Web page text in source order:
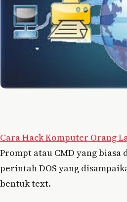
Cara Hack Komputer Orang
Prompt atau CMD yang
perintah DOS yang
bentuk text.